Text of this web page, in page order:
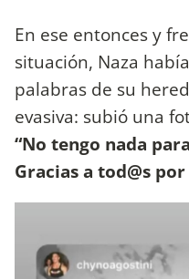
En ese entonces y
situación, Naza
palabras de su
evasiva: subió una
“No tengo nada
Gracias a tod@s